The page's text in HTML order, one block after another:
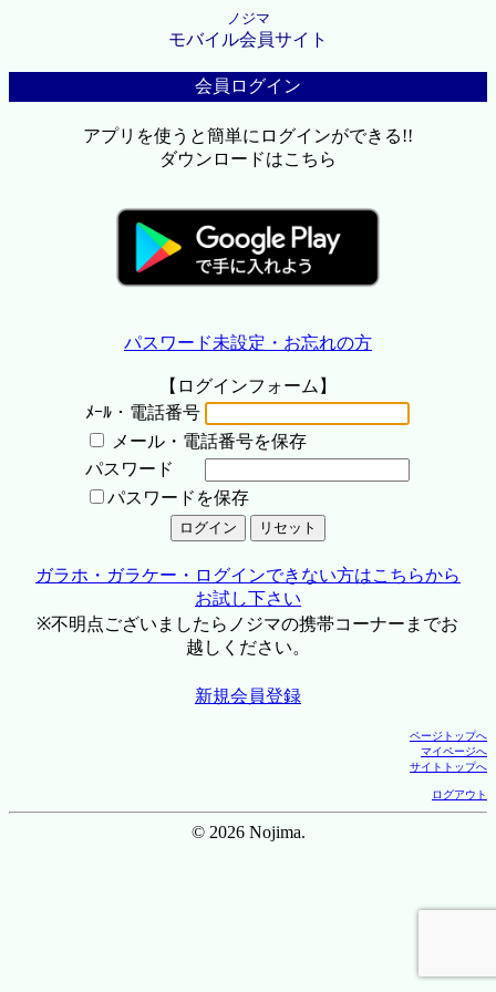
ノジマ
モバイル会員サイト
会員ログイン
アプリを使うと簡単にログインができる!!
ダウンロードはこちら
パスワード未設定・お忘れの方
【ログインフォーム】
ﾒｰﾙ・電話番号
メール・電話番号を保存
パスワード
パスワードを保存
ガラホ・ガラケー・ログインできない方はこちらから
お試し下さい
※不明点ございましたらノジマの携帯コーナーまでお
越しください。
新規会員登録
ページトップへ
マイページへ
サイトトップへ
ログアウト
© 2026 Nojima.